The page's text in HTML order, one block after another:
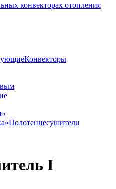
конвекторах отопления
Конвекторы
Полотенцесушители
I